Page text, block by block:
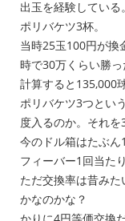
出玉を経験している。
ポリバケツ3杯。
当時25玉100円が換
時で30万くらい勝っ
計算すると135,000球
ポリバケツ3つとい
度入るのか。それを
今のドル箱はたぶ
フィーバー1回当た
ただ交換率は昔み
かなのかな？